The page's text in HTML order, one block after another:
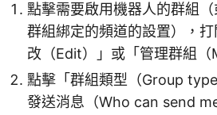
點擊需要啟用機器人的群組
群組綁定的頻道的設置），
改（Edit）」或「管理群組（
點擊「群組類型（Group
發送消息（Who can send